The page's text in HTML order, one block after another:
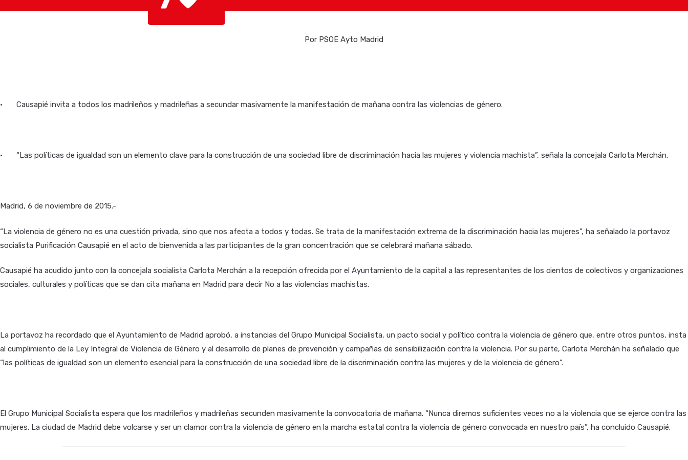
Por PSOE Ayto Madrid
• Causapié invita a todos los madrileños y madrileñas a secundar masivamente la manifestación de mañana contra las violencias de género.
• “Las políticas de igualdad son un elemento clave para la construcción de una sociedad libre de discriminación hacia las mujeres y violencia machista”, señala la concejala Carlota Merchán.
Madrid, 6 de noviembre de 2015.-
“La violencia de género no es una cuestión privada, sino que nos afecta a todos y todas. Se trata de la manifestación extrema de la discriminación hacia las mujeres”, ha señalado la portavoz
socialista Purificación Causapié en el acto de bienvenida a las participantes de la gran concentración que se celebrará mañana sábado.
Causapié ha acudido junto con la concejala socialista Carlota Merchán a la recepción ofrecida por el Ayuntamiento de la capital a las representantes de los cientos de colectivos y organizaciones
sociales, culturales y políticas que se dan cita mañana en Madrid para decir No a las violencias machistas.
La portavoz ha recordado que el Ayuntamiento de Madrid aprobó, a instancias del Grupo Municipal Socialista, un pacto social y político contra la violencia de género que, entre otros puntos, insta
al cumplimiento de la Ley Integral de Violencia de Género y al desarrollo de planes de prevención y campañas de sensibilización contra la violencia. Por su parte, Carlota Merchán ha señalado que
“las políticas de igualdad son un elemento esencial para la construcción de una sociedad libre de la discriminación contra las mujeres y de la violencia de género”.
El Grupo Municipal Socialista espera que los madrileños y madrileñas secunden masivamente la convocatoria de mañana. “Nunca diremos suficientes veces no a la violencia que se ejerce contra las
mujeres. La ciudad de Madrid debe volcarse y ser un clamor contra la violencia de género en la marcha estatal contra la violencia de género convocada en nuestro país”, ha concluido Causapié.